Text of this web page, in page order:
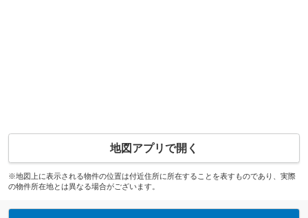
地図アプリで開く
※地図上に表示される物件の位置は付近住所に所在することを表すものであり、実際
の物件所在地とは異なる場合がございます。